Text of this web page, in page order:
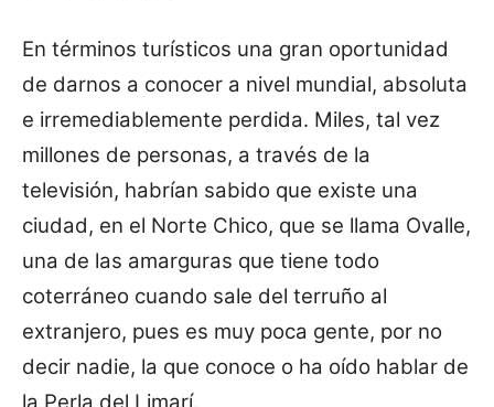
En términos turísticos una gran oportunidad
de darnos a conocer a nivel mundial, absoluta
e irremediablemente perdida. Miles, tal vez
millones de personas, a través de la
televisión, habrían sabido que existe una
ciudad, en el Norte Chico, que se llama Ovalle,
una de las amarguras que tiene todo
coterráneo cuando sale del terruño al
extranjero, pues es muy poca gente, por no
decir nadie, la que conoce o ha oído hablar de